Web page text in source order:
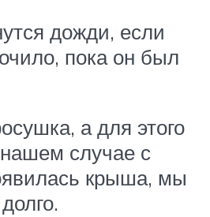
дожди, если
пока он был
а для этого
нашем случае с
крыша, мы